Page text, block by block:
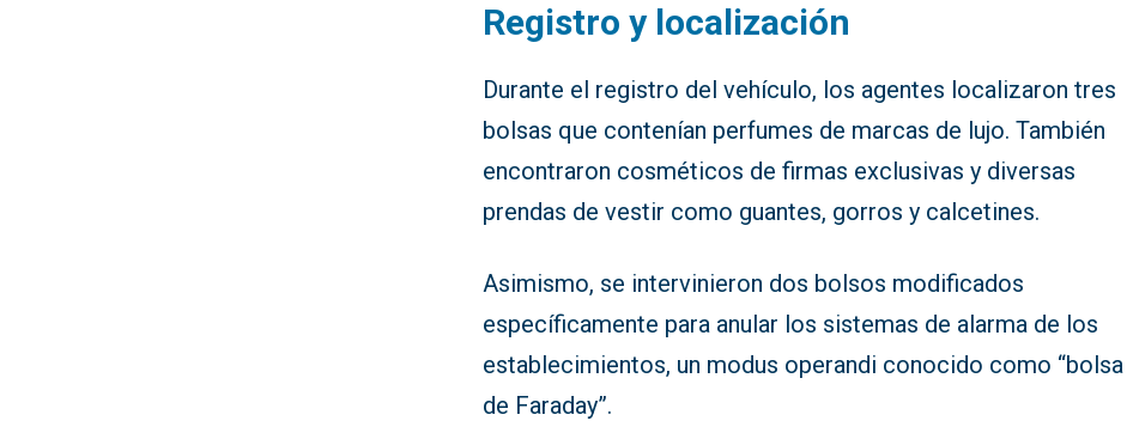
Registro y localización
Durante el registro del vehículo, los agentes localizaron tres
bolsas que contenían perfumes de marcas de lujo. También
encontraron cosméticos de firmas exclusivas y diversas
prendas de vestir como guantes, gorros y calcetines.
Asimismo, se intervinieron dos bolsos modificados
específicamente para anular los sistemas de alarma de los
establecimientos, un modus operandi conocido como “bolsa
de Faraday”.